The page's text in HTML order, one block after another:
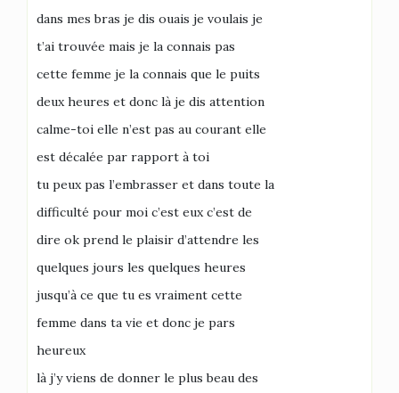
dans mes bras je dis ouais je voulais je
t’ai trouvée mais je la connais pas
cette femme je la connais que le puits
deux heures et donc là je dis attention
calme-toi elle n’est pas au courant elle
est décalée par rapport à toi
tu peux pas l’embrasser et dans toute la
difficulté pour moi c’est eux c’est de
dire ok prend le plaisir d’attendre les
quelques jours les quelques heures
jusqu’à ce que tu es vraiment cette
femme dans ta vie et donc je pars
heureux
là j’y viens de donner le plus beau des